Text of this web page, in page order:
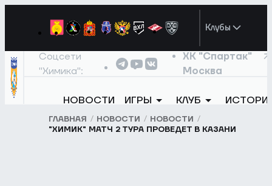
Клубы
Соцсети
"Химика":
ХК "Спартак"
Москва
НОВОСТИ ИГРЫ КЛУБ
ГЛАВНАЯ НОВОСТИ
НОВОСТИ
"ХИМИК" МАТЧ 2 ТУРА ПРОВЕДЕТ В КАЗАНИ